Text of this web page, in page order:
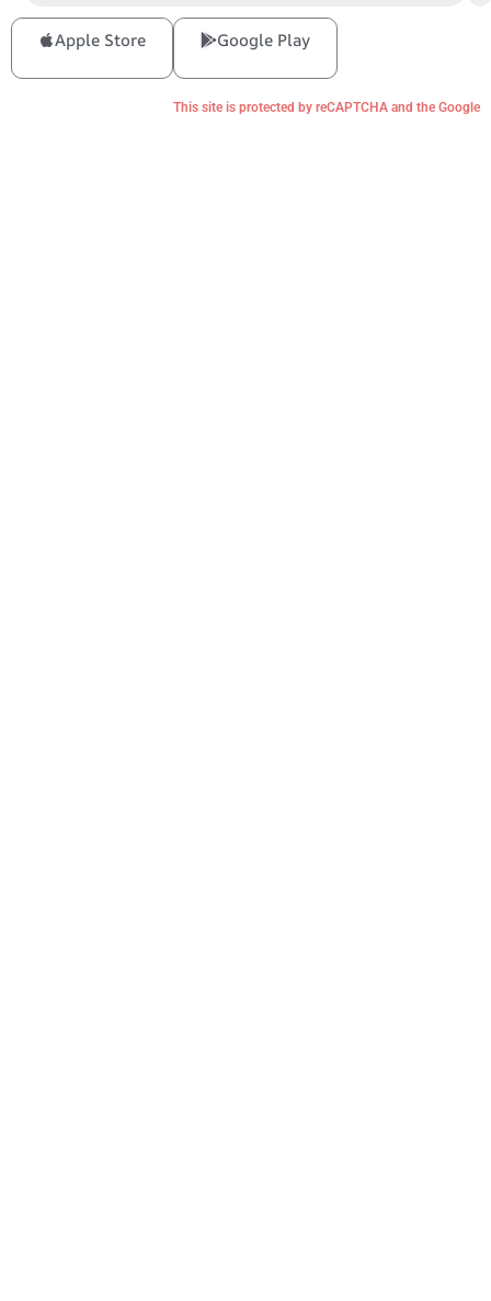
Apple Store Google Play
This site is protected by reCAPTCHA and the Google